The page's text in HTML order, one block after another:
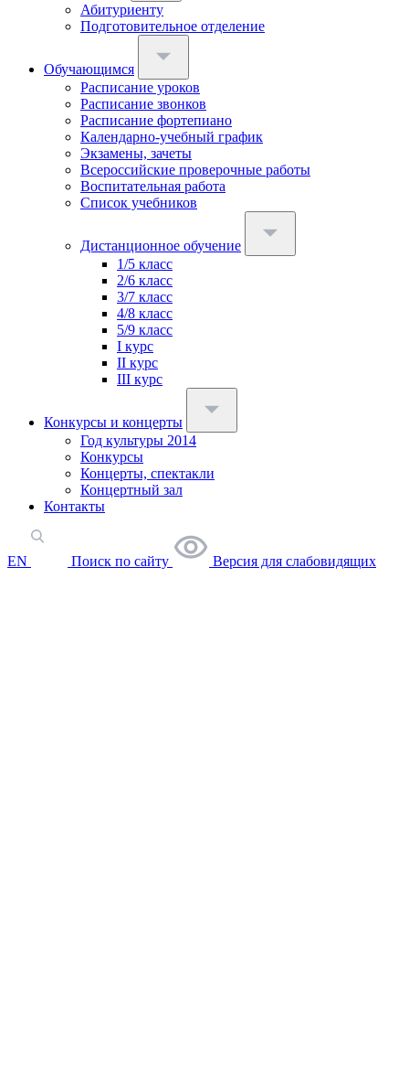
Абитуриенту
Подготовительное отделение
Обучающимся
Расписание уроков
Расписание звонков
Расписание фортепиано
Календарно-учебный график
Экзамены, зачеты
Всероссийские проверочные работы
Воспитательная работа
Список учебников
Дистанционное обучение
1/5 класс
2/6 класс
3/7 класс
4/8 класс
5/9 класс
I курс
II курс
III курс
Конкурсы и концерты
Год культуры 2014
Конкурсы
Концерты, спектакли
Концертный зал
Контакты
EN Поиск по сайту Версия для слабовидящих